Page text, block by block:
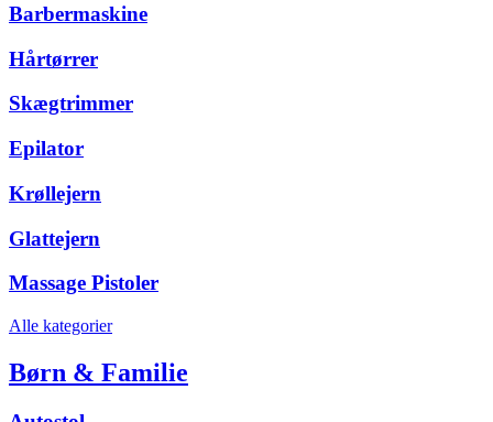
Barbermaskine
Hårtørrer
Skægtrimmer
Epilator
Krøllejern
Glattejern
Massage Pistoler
Alle kategorier
Børn & Familie